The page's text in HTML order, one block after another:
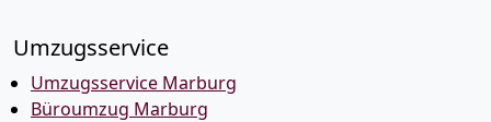
Umzugsservice
Umzugsservice Marburg
Büroumzug Marburg